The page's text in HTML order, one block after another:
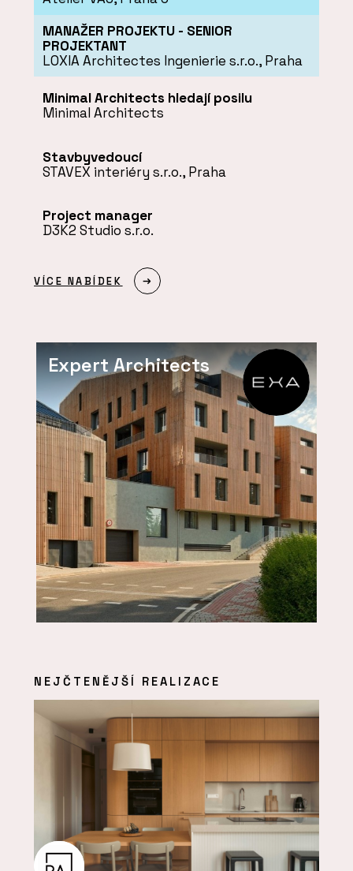
MANAŽER PROJEKTU - SENIOR
PROJEKTANT
LOXIA Architectes Ingenierie s.r.o., Praha
Minimal Architects hledají posilu
Minimal Architects
Stavbyvedoucí
STAVEX interiéry s.r.o., Praha
Project manager
D3K2 Studio s.r.o.
VÍCE NABÍDEK
Expert Architects
NEJČTENĚJŠÍ REALIZACE